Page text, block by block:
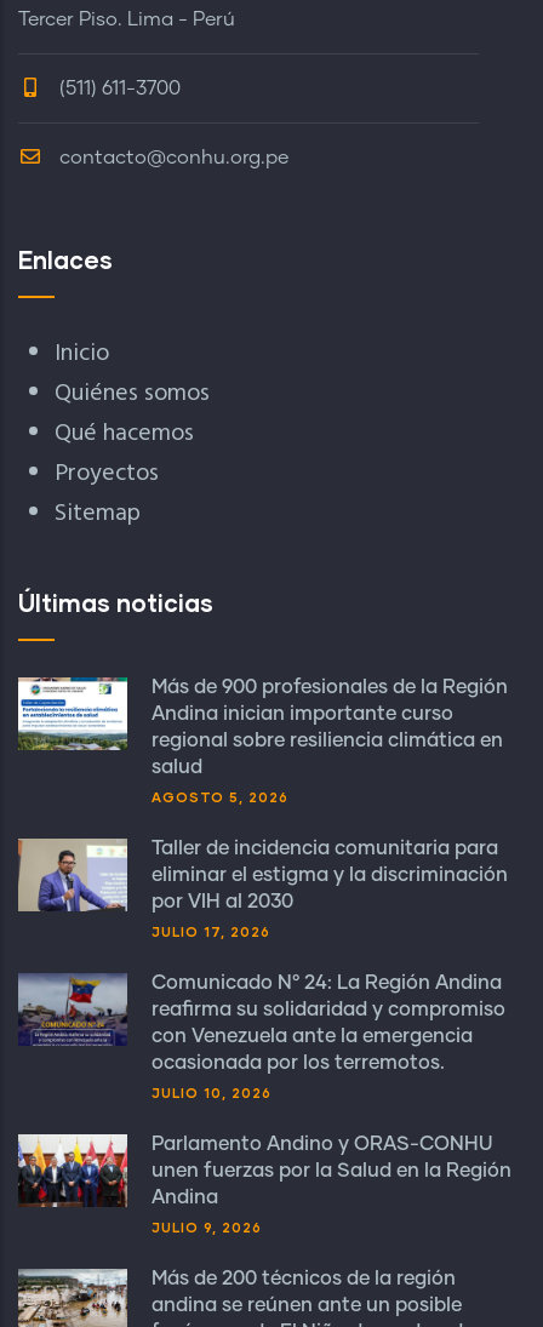
Tercer Piso. Lima - Perú
(511) 611-3700
contacto@conhu.org.pe
Enlaces
Inicio
Quiénes somos
Qué hacemos
Proyectos
Sitemap
Últimas noticias
Más de 900 profesionales de la Región
Andina inician importante curso
regional sobre resiliencia climática en
salud
AGOSTO 5, 2026
Taller de incidencia comunitaria para
eliminar el estigma y la discriminación
por VIH al 2030
JULIO 17, 2026
Comunicado N° 24: La Región Andina
reafirma su solidaridad y compromiso
con Venezuela ante la emergencia
ocasionada por los terremotos.
JULIO 10, 2026
Parlamento Andino y ORAS-CONHU
unen fuerzas por la Salud en la Región
Andina
JULIO 9, 2026
Más de 200 técnicos de la región
andina se reúnen ante un posible